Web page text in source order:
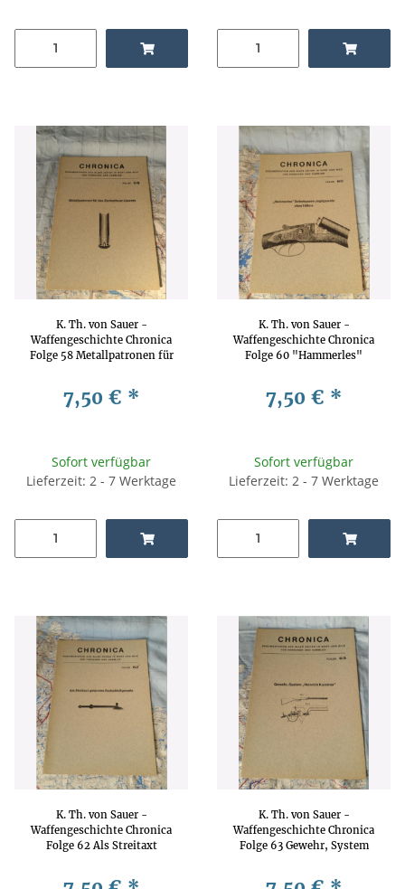
K. Th. von Sauer -
Waffengeschichte Chronica
Folge 58 Metallpatronen für
Waffentechnik, Waffenkunde
7,50 € *
Sofort verfügbar
Lieferzeit: 2 - 7 Werktage
K. Th. von Sauer -
Waffengeschichte Chronica
Folge 60 "Hammerles"
Waffengeschichte,
7,50 € *
Sofort verfügbar
Lieferzeit: 2 - 7 Werktage
K. Th. von Sauer -
Waffengeschichte Chronica
Folge 62 Als Streitaxt
K. Th. von Sauer -
Waffengeschichte Chronica
Folge 63 Gewehr, System